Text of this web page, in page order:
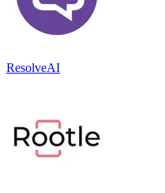
ResolveAI